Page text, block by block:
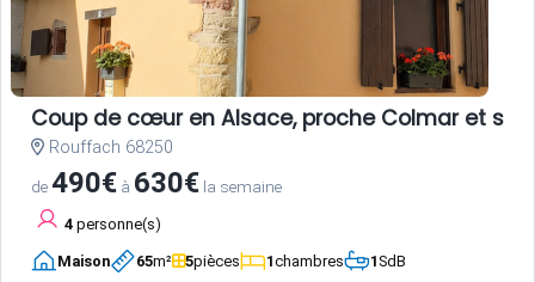
Coup de cœur en Alsace, proche Colmar et
Rouffach 68250
de490€ à 630€ la semaine
4 personne(s)
Maison 65m² 5pièces 1chambres 1SdB